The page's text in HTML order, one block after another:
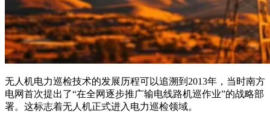
无人机电力巡检技术的发展历程可以追溯到2013年，当时南方
电网首次提出了“在全网逐步推广输电线路机巡作业”的战略部
署。这标志着无人机正式进入电力巡检领域。